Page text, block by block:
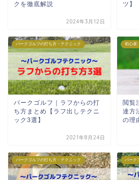
クを徹底解説
2024年3月12日
ツ】
パークゴルフの打ち方・テクニック
パークゴルフ｜ラフからの打
ち方まとめ【ラフ出しテクニ
ック3選】
2021年8月24日
初心者
閲覧
達方
の理
パークゴルフの打ち方・テクニック パーク